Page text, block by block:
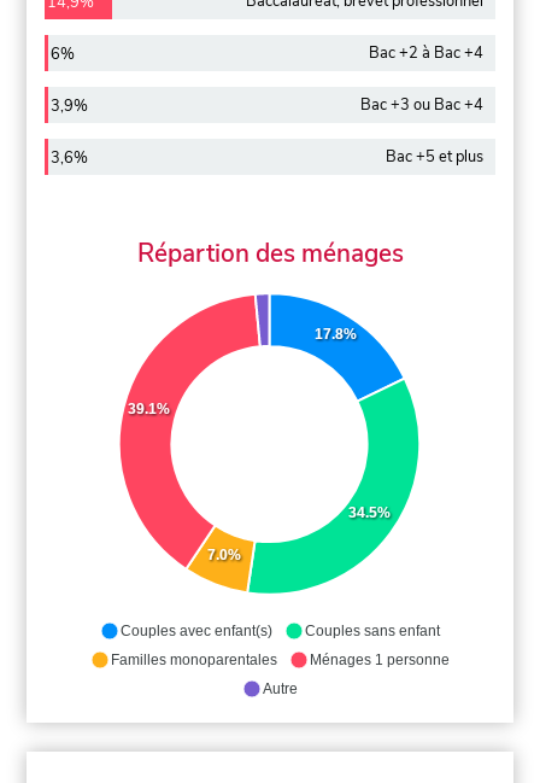
6% Bac +2 à Bac +4
3,9% Bac +3 ou Bac +4
3,6% Bac +5 et plus
Répartion des ménages
17.8%
34.5%
7.0%
39.1%
Couples avec enfant(s)
Couples sans enfant
Familles monoparentales
Ménages 1 personne
Autre